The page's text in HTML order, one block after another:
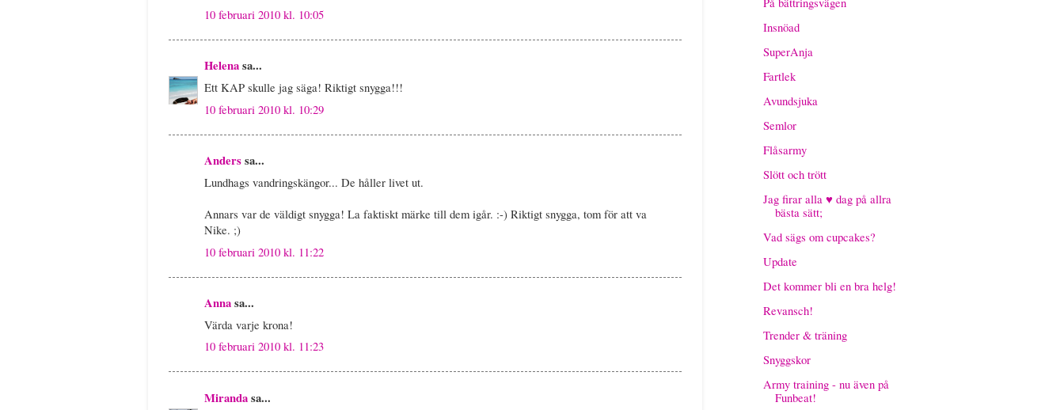
10 februari 2010 kl. 10:05
Helenasa...
Ett KAP skulle jag säga! Riktigt snygga!!!
10 februari 2010 kl. 10:29
Anderssa...
Lundhags vandringskängor... De håller livet ut.
Annars var de väldigt snygga! La faktiskt märke till dem igår. :-) Riktigt snygga, tom för att va
Nike. ;)
10 februari 2010 kl. 11:22
Annasa...
Värda varje krona!
10 februari 2010 kl. 11:23
Mirandasa...
Insnöad
SuperAnja
Fartlek
Avundsjuka
Semlor
Flåsarmy
Slött och trött
Jag firar alla ♥ dag på allra
bästa sätt;
Vad sägs om cupcakes?
Update
Det kommer bli en bra helg!
Revansch!
Trender & träning
Snyggskor
Army training - nu även på
Funbeat!